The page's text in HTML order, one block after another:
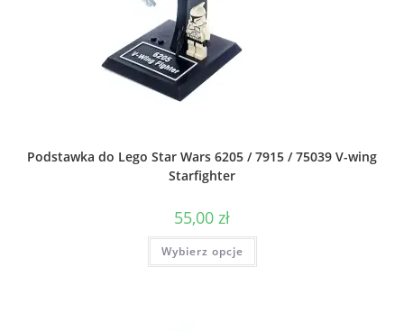
Podstawka do Lego Star Wars 6205 / 7915 / 75039 V-wing
Starfighter
55,00 zł
Wybierz opcje
Ten
ma